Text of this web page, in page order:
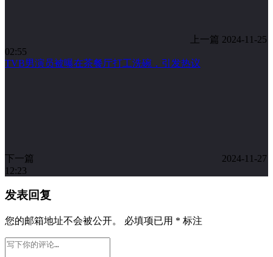
上一篇 2024-11-25
02:55
TVB男演员被曝在茶餐厅打工洗碗，引发热议
下一篇
2024-11-27
12:23
发表回复
您的邮箱地址不会被公开。 必填项已用 * 标注